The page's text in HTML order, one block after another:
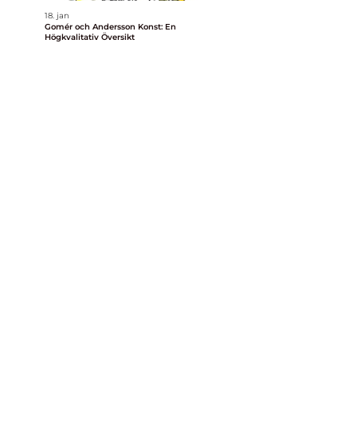
18. jan
Gomér och Andersson Konst: En
Högkvalitativ Översikt